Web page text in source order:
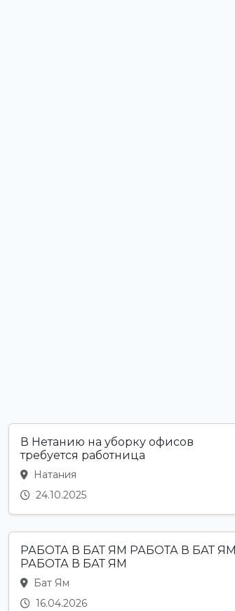
В Нетанию на уборку офисов
требуется работница
Натания
24.10.2025
РАБОТА В БАТ ЯМ РАБОТА В БАТ ЯМ
РАБОТА В БАТ ЯМ
Бат Ям
16.04.2026